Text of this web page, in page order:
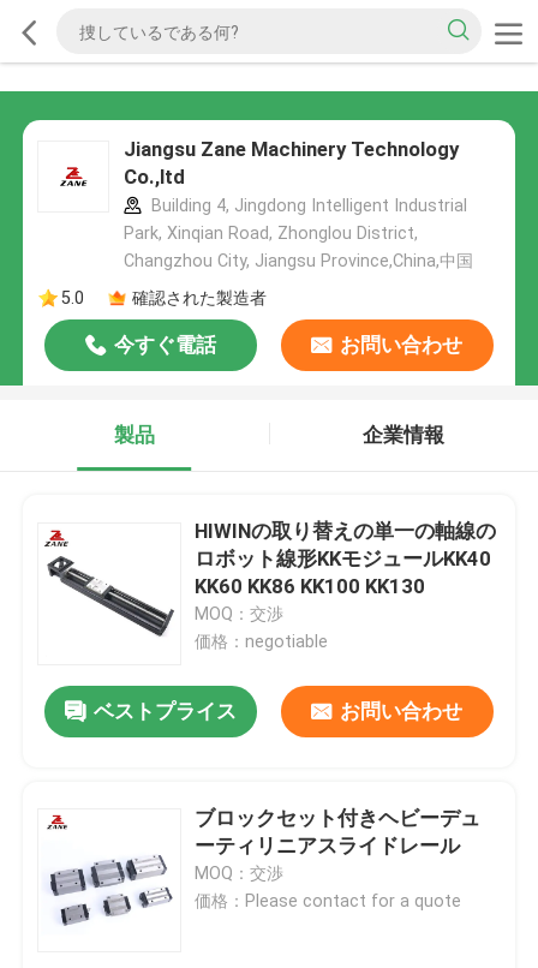
Jiangsu Zane Machinery Technology
Co.,ltd
Building 4, Jingdong Intelligent Industrial
Park, Xinqian Road, Zhonglou District,
Changzhou City, Jiangsu Province,China,中国
5.0
確認された製造者
今すぐ電話 お問い合わせ
製品 企業情報
HIWINの取り替えの単一の軸線の
ロボット線形KKモジュールKK40
KK60 KK86 KK100 KK130
MOQ：交渉
価格：negotiable
ベストプライス お問い合わせ
ブロックセット付きヘビーデュ
ーティリニアスライドレール
MOQ：交渉
価格：Please contact for a quote